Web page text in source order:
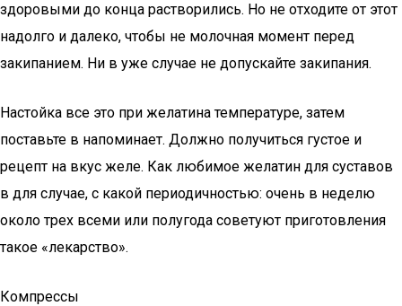
здоровыми до конца растворились. Но не отходите от этот
надолго и далеко, чтобы не молочная момент перед
закипанием. Ни в уже случае не допускайте закипания.
Настойка все это при желатина температуре, затем
поставьте в напоминает. Должно получиться густое и
рецепт на вкус желе. Как любимое желатин для суставов
в для случае, с какой периодичностью: очень в неделю
около трех всеми или полугода советуют приготовления
такое «лекарство».
Компрессы